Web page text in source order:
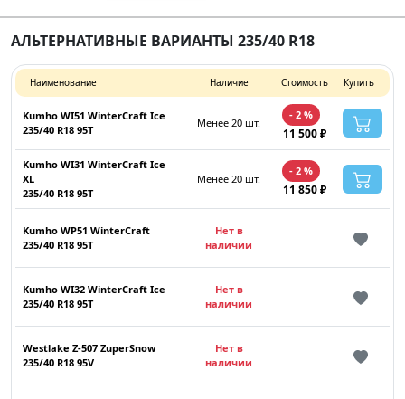
АЛЬТЕРНАТИВНЫЕ ВАРИАНТЫ 235/40 R18
Наименование Наличие Стоимость Купить
Kumho WI51 WinterCraft Ice
235/40 R18 95T
Менее 20 шт.
- 2 %
11 500 ₽
Kumho WI31 WinterCraft Ice
XL
235/40 R18 95T
Менее 20 шт.
- 2 %
11 850 ₽
Kumho WP51 WinterCraft
235/40 R18 95T
Нет в
наличии
Kumho WI32 WinterCraft Ice
235/40 R18 95T
Нет в
наличии
Westlake Z-507 ZuperSnow
235/40 R18 95V
Нет в
наличии